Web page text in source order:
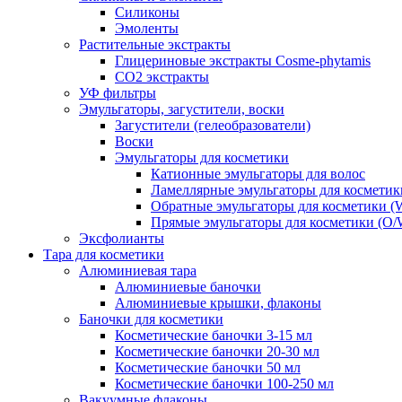
Силиконы
Эмоленты
Растительные экстракты
Глицериновые экстракты Cosme-phytamis
СО2 экстракты
УФ фильтры
Эмульгаторы, загустители, воски
Загустители (гелеобразователи)
Воски
Эмульгаторы для косметики
Катионные эмульгаторы для волос
Ламеллярные эмульгаторы для
Обратные эмульгаторы для косметики
Прямые эмульгаторы для косметики (O/
Эксфолианты
Тара для косметики
Алюминиевая тара
Алюминиевые баночки
Алюминиевые крышки, флаконы
Баночки для косметики
Косметические баночки 3-15 мл
Косметические баночки 20-30 мл
Косметические баночки 50 мл
Косметические баночки 100-250 мл